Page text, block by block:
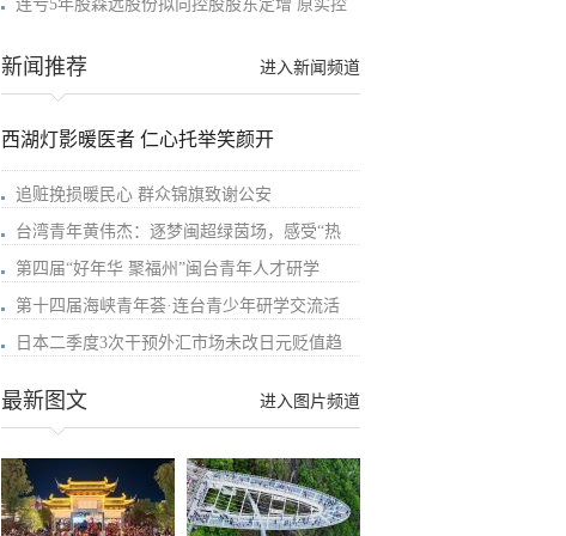
连亏5年股森远股份拟向控股股东定增 原实控
进入新闻频道
新闻推荐
西湖灯影暖医者 仁心托举笑颜开
追赃挽损暖民心 群众锦旗致谢公安
台湾青年黄伟杰：逐梦闽超绿茵场，感受“热
第四届“好年华 聚福州”闽台青年人才研学
第十四届海峡青年荟·连台青少年研学交流活
日本二季度3次干预外汇市场未改日元贬值趋
进入图片频道
最新图文